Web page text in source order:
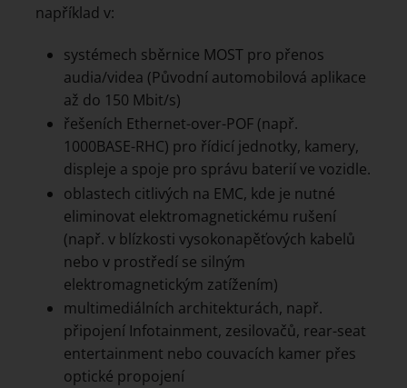
například v:
systémech sběrnice MOST pro přenos
audia/videa (Původní automobilová aplikace
až do 150 Mbit/s)
řešeních Ethernet-over-POF (např.
1000BASE-RHC) pro řídicí jednotky, kamery,
displeje a spoje pro správu baterií ve vozidle.
oblastech citlivých na EMC, kde je nutné
eliminovat elektromagnetickému rušení
(např. v blízkosti vysokonapěťových kabelů
nebo v prostředí se silným
elektromagnetickým zatížením)
multimediálních architekturách, např.
připojení Infotainment, zesilovačů, rear-seat
entertainment nebo couvacích kamer přes
optické propojení